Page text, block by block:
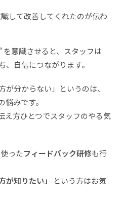
して改善してくれたのが伝わ
を意識させると、スタッフは
、自信につながります。
が分からない」というのは、
みです。
え方ひとつでスタッフのやる気
ったフィードバック研修も行
が知りたい」
という方はお気